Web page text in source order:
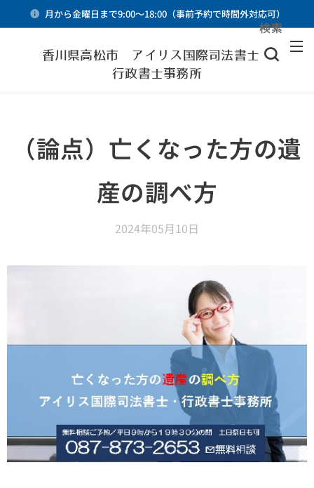
月から金曜日まで9:00～18:00（事前予約で時間外対応可）
香川県高松市 アイリス国際司法書士・
行政書士事務所
検索
（論点）亡くなった方の遺
産の調べ方
2024年05月10日